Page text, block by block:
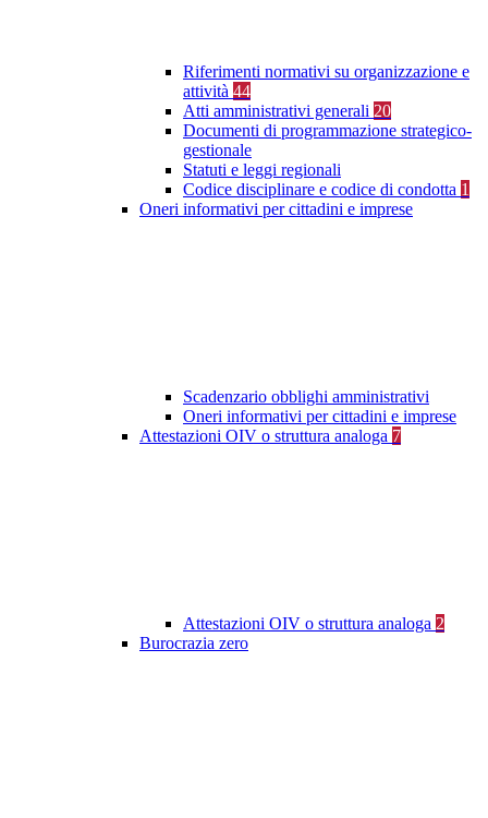
Riferimenti normativi su organizzazione e
attività 44
Atti amministrativi generali 20
Documenti di programmazione strategico-
gestionale
Statuti e leggi regionali
Codice disciplinare e codice di condotta 1
Oneri informativi per cittadini e imprese
Scadenzario obblighi amministrativi
Oneri informativi per cittadini e imprese
Attestazioni OIV o struttura analoga 7
Attestazioni OIV o struttura analoga 2
Burocrazia zero